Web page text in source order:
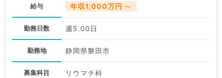
給与 年収1,000万円 ～
勤務日数 週5.00日
勤務地 静岡県磐田市
募集科目 リウマチ科